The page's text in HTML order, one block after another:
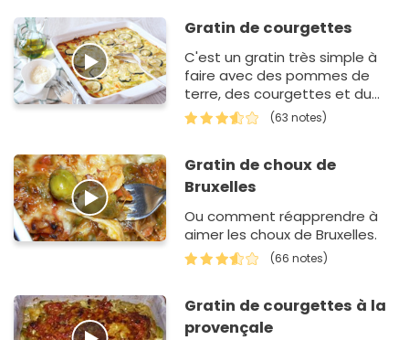
Gratin de courgettes
C'est un gratin très simple à
faire avec des pommes de
terre, des courgettes et du
jambon en fines lamelles.
(63 notes)
Gratin de choux de
Bruxelles
Ou comment réapprendre à
aimer les choux de Bruxelles.
(66 notes)
Gratin de courgettes à la
provençale